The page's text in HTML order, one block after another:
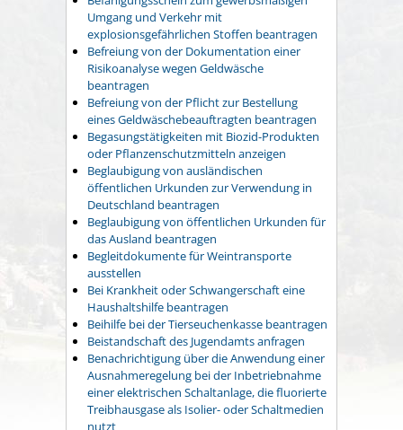
Umgang und Verkehr mit
explosionsgefährlichen Stoffen beantragen
Befreiung von der Dokumentation einer
Risikoanalyse wegen Geldwäsche
beantragen
Befreiung von der Pflicht zur Bestellung
eines Geldwäschebeauftragten beantragen
Begasungstätigkeiten mit Biozid-Produkten
oder Pflanzenschutzmitteln anzeigen
Beglaubigung von ausländischen
öffentlichen Urkunden zur Verwendung in
Deutschland beantragen
Beglaubigung von öffentlichen Urkunden für
das Ausland beantragen
Begleitdokumente für Weintransporte
ausstellen
Bei Krankheit oder Schwangerschaft eine
Haushaltshilfe beantragen
Beihilfe bei der Tierseuchenkasse beantragen
Beistandschaft des Jugendamts anfragen
Benachrichtigung über die Anwendung einer
Ausnahmeregelung bei der Inbetriebnahme
einer elektrischen Schaltanlage, die fluorierte
Treibhausgase als Isolier- oder Schaltmedien
nutzt